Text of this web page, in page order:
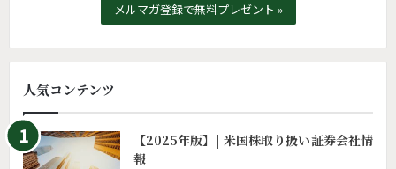
メルマガ登録で無料プレゼント »
人気コンテンツ
【2025年版】| 米国株取り扱い証券会社情
報